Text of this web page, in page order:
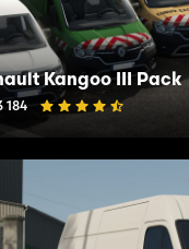
Kangoo III Pack
184